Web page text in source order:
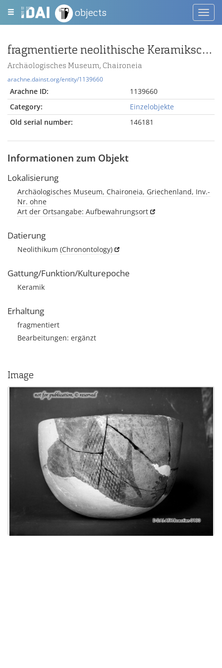
objects
fragmentierte neolithische Keramikschale mit roter Bemalung
Archäologisches Museum, Chaironeia
arachne.dainst.org/entity/1139660
Arachne ID:
1139660
Category:
Einzelobjekte
Old serial number:
146181
Informationen zum Objekt
Lokalisierung
Archäologisches Museum, Chaironeia, Griechenland, Inv.-
Nr. ohne
Art der Ortsangabe: Aufbewahrungsort
Datierung
Neolithikum (Chronontology)
Gattung/Funktion/Kulturepoche
Keramik
Erhaltung
fragmentiert
Bearbeitungen: ergänzt
Image